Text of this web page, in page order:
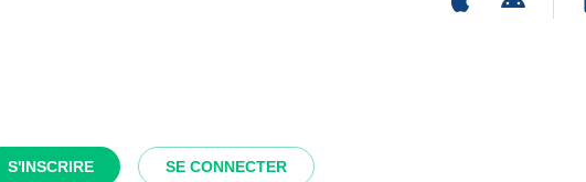
S'INSCRIRE SE CONNECTER